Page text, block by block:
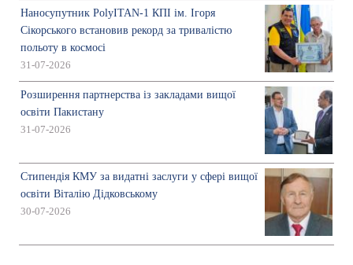
Наносупутник PolyITAN-1 КПІ ім. Ігоря
Сікорського встановив рекорд за тривалістю
польоту в космосі
31-07-2026
Розширення партнерства із закладами вищої
освіти Пакистану
31-07-2026
Стипендія КМУ за видатні заслуги у сфері вищої
освіти Віталію Дідковському
30-07-2026